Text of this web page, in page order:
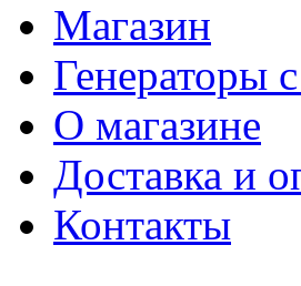
Магазин
Генераторы
О магазине
Доставка и
Контакты